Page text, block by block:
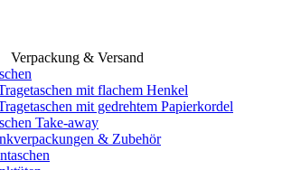
Verpackung & Versand
mit flachem Henkel
mit gedrehtem Papierkordel
Take-away
& Zubehör